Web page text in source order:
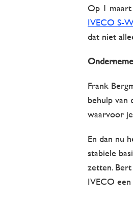
Op 1 maart
IVECO S-
dat niet
Frank
behulp van
waarvoor
En dan nu
stabiele
zetten.
IVECO